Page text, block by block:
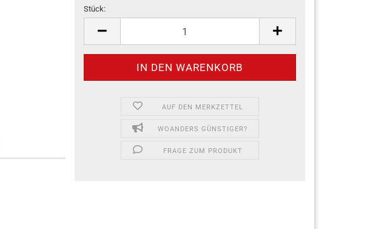
Stück:
Stück
AUF DEN MERKZETTEL
WOANDERS GÜNSTIGER?
FRAGE ZUM PRODUKT